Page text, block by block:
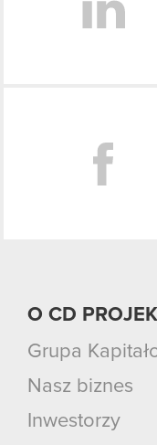
O CD
Grupa
Nasz biznes
Inwestorzy